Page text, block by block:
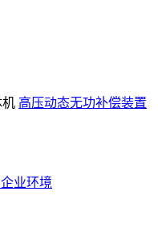
高压动态无功补偿装置
企业环境